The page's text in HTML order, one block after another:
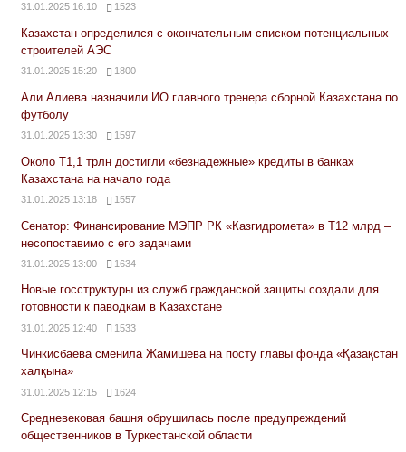
31.01.2025 16:10 1523
Казахстан определился с окончательным списком потенциальных
строителей АЭС
31.01.2025 15:20 1800
Али Алиева назначили ИО главного тренера сборной Казахстана по
футболу
31.01.2025 13:30 1597
Около Т1,1 трлн достигли «безнадежные» кредиты в банках
Казахстана на начало года
31.01.2025 13:18 1557
Сенатор: Финансирование МЭПР РК «Казгидромета» в Т12 млрд –
несопоставимо с его задачами
31.01.2025 13:00 1634
Новые госструктуры из служб гражданской защиты создали для
готовности к паводкам в Казахстане
31.01.2025 12:40 1533
Чинкисбаева сменила Жамишева на посту главы фонда «Қазақстан
халқына»
31.01.2025 12:15 1624
Средневековая башня обрушилась после предупреждений
общественников в Туркестанской области